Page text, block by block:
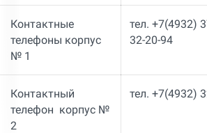
Контактные
телефоны корпус
№ 1
тел. +7(4932)
32-20-94
Контактный
телефон корпус №
2
тел. +7(4932)